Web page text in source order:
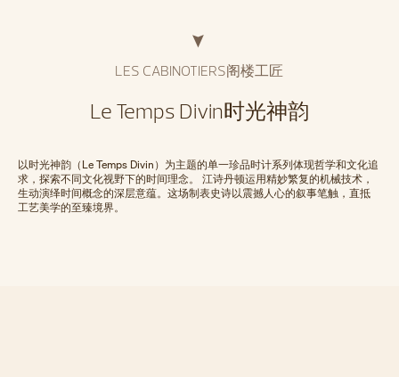
LES CABINOTIERS阁楼工匠
Le Temps Divin时光神韵
以时光神韵（Le Temps Divin）为主题的单一珍品时计系列体现哲学和文化追
求，探索不同文化视野下的时间理念。 江诗丹顿运用精妙繁复的机械技术，
生动演绎时间概念的深层意蕴。这场制表史诗以震撼人心的叙事笔触，直抵
工艺美学的至臻境界。